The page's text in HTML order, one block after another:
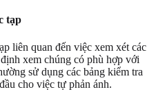
tạp
liên quan đến việc xem xét các
xem chúng có phù hợp với
sử dụng các bảng kiểm tra
cho việc tự phản ánh.